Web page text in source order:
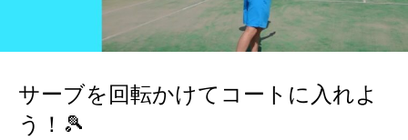
サーブを回転かけてコートに入れよ
う！🎾